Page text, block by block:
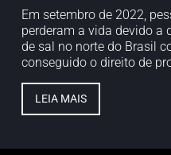
Em setembro de 2022,
perderam a vida devido a
de sal no norte do Brasil
conseguido o direito de
LEIA MAIS